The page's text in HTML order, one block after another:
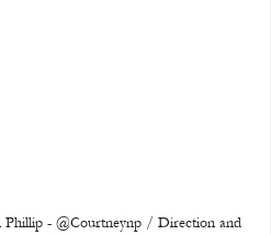
Phillip - @Courtneynp / Direction and